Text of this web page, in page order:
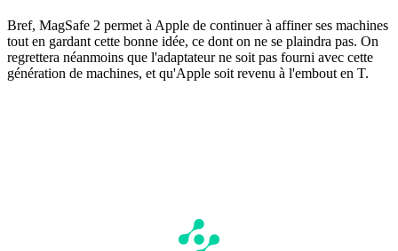
Bref, MagSafe 2 permet à Apple de continuer à affiner ses machines
tout en gardant cette bonne idée, ce dont on ne se plaindra pas. On
regrettera néanmoins que l'adaptateur ne soit pas fourni avec cette
génération de machines, et qu'Apple soit revenu à l'embout en T.